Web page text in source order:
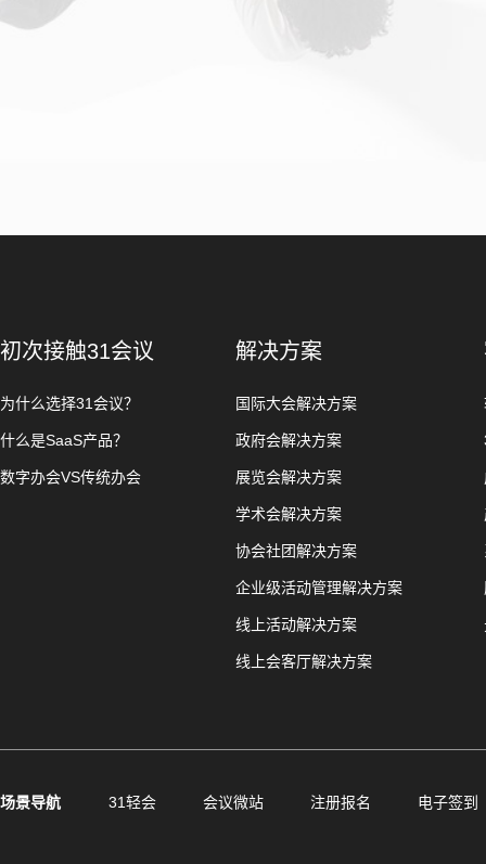
初次接触31会议
为什么选择31会议？
什么是SaaS产品？
数字办会VS传统办会
解决方案
国际大会解决方案
政府会解决方案
展览会解决方案
学术会解决方案
协会社团解决方案
企业级活动管理解决方案
线上活动解决方案
线上会客厅解决方案
场景导航 31轻会 会议微站 注册报名 电子签到